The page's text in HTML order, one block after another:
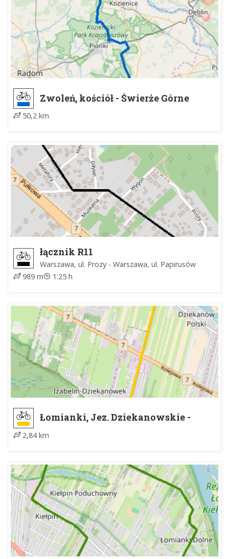
Zwoleń, kościół - Świerże Górne
50,2 km
łącznik R11
Warszawa, ul. Prozy - Warszawa, ul. Papirusów
989 m
1:25 h
Łomianki, Jez. Dziekanowskie -
2,84 km